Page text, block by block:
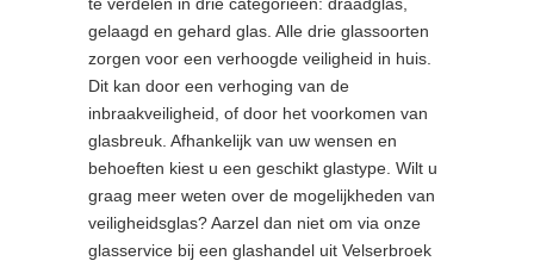
gelaagd en gehard glas. Alle drie glassoorten
zorgen voor een verhoogde veiligheid in huis.
Dit kan door een verhoging van de
inbraakveiligheid, of door het voorkomen van
glasbreuk. Afhankelijk van uw wensen en
behoeften kiest u een geschikt glastype. Wilt u
graag meer weten over de mogelijkheden van
veiligheidsglas? Aarzel dan niet om via onze
glasservice bij een glashandel uit Velserbroek